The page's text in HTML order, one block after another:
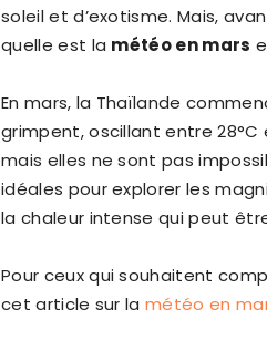
soleil et d’exotisme. Mais,
quelle est la météo en mars
En mars, la Thaïlande
grimpent, oscillant entre 28°C
mais elles ne sont pas
idéales pour explorer les
la chaleur intense qui peut
Pour ceux qui souhaitent
cet article sur lamétéo en